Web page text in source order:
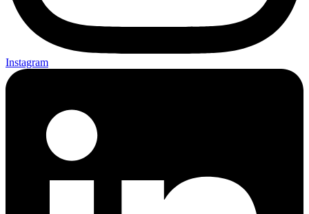
Instagram